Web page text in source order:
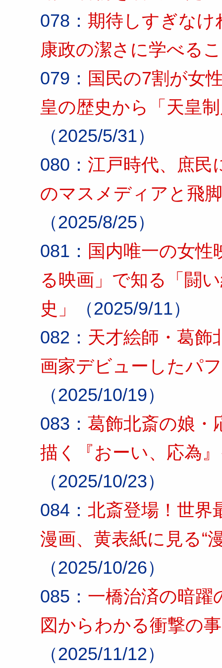
078： 期待しすぎなけ
康政の潔さに学べる
079： 国民の7割が女
皇の歴史から「天皇
（2025/5/31）
080： 江戸時代、庶民
のマスメディアと飛
（2025/8/25）
081： 国内唯一の女性
る映画」で知る「闘
史」
（2025/9/11）
082： 天才絵師・葛飾
画家デビューしたパ
（2025/10/19）
083： 葛飾北斎の娘・
描く『おーい、応為
（2025/10/23）
084： 北斎登場！世界
漫画、黄表紙に見る“
（2025/10/26）
085： 一橋治済の暗躍
図からわかる衝撃の
（2025/11/12）